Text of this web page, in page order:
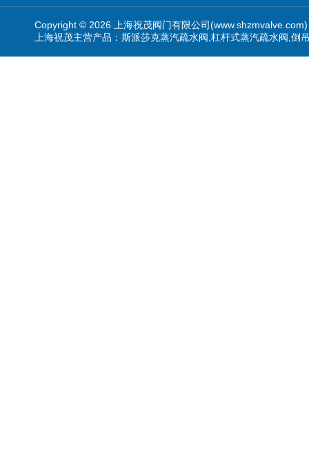
Copyright © 2026 上海祝茂阀门有限公司
上海祝茂主营产品：斯派莎克蒸汽疏水阀,杠杆式蒸汽疏水阀,倒